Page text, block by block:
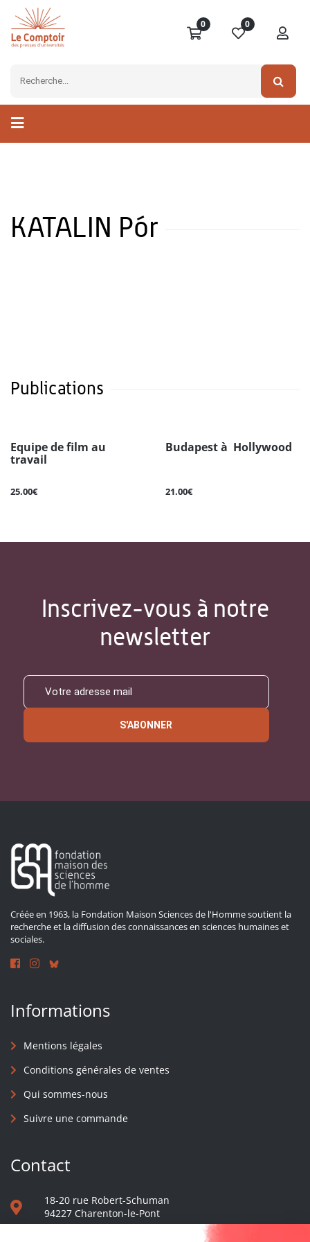
0 0
KATALIN Pór
Publications
Equipe de film au
travail
25.00€
Budapest à Hollywood
21.00€
Inscrivez-vous à notre
newsletter
S'ABONNER
Créée en 1963, la Fondation Maison Sciences de l'Homme soutient la
recherche et la diffusion des connaissances en sciences humaines et
sociales.
Informations
Mentions légales
Conditions générales de ventes
Qui sommes-nous
Suivre une commande
Contact
18-20 rue Robert-Schuman
94227 Charenton-le-Pont